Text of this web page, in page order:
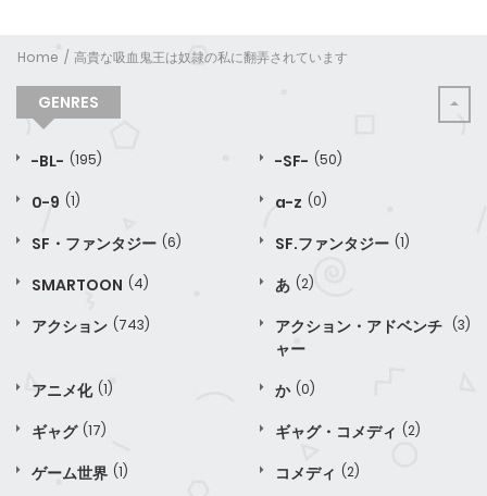
Home 高貴な吸血鬼王は奴隷の私に翻弄されています
GENRES
-BL- (195) -SF- (50)
0-9 (1) a-z (0)
SF・ファンタジー (6) SF.ファンタジー (1)
SMARTOON (4) あ (2)
アクション (743)
アクション・アドベンチ
ャー
(3)
アニメ化 (1) か (0)
ギャグ (17) ギャグ・コメディ (2)
ゲーム世界 (1) コメディ (2)